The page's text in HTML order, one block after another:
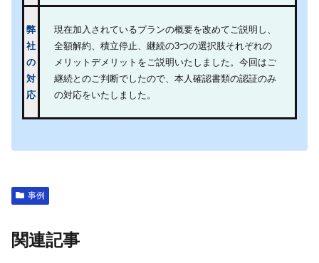
弊
社
の
対
応
現在加入されているプランの概要を改めてご説明し、
全額解約、積立停止、継続の3つの選択肢それぞれの
メリットデメリットをご説明いたしました。今回はご
継続とのご判断でしたので、本人確認書類の認証のみ
の対応をいたしました。
事例
関連記事